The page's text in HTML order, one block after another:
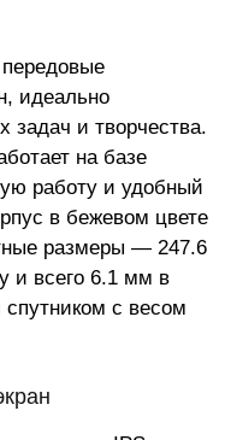
идеально
задач и творчества.
на базе
работу и удобный
в бежевом цвете
размеры — 247.6
и всего 6.1 мм в
с весом